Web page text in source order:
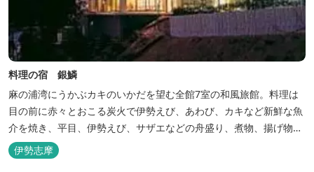
料理の宿 銀鱗
麻の浦湾にうかぶカキのいかだを望む全館7室の和風旅館。料理は
目の前に赤々とおこる炭火で伊勢えび、あわび、カキなど新鮮な魚
介を焼き、平目、伊勢えび、サザエなどの舟盛り、煮物、揚げ物な
どの懐石料理。
伊勢志摩